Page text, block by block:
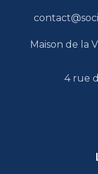
Maison de la
4 rue